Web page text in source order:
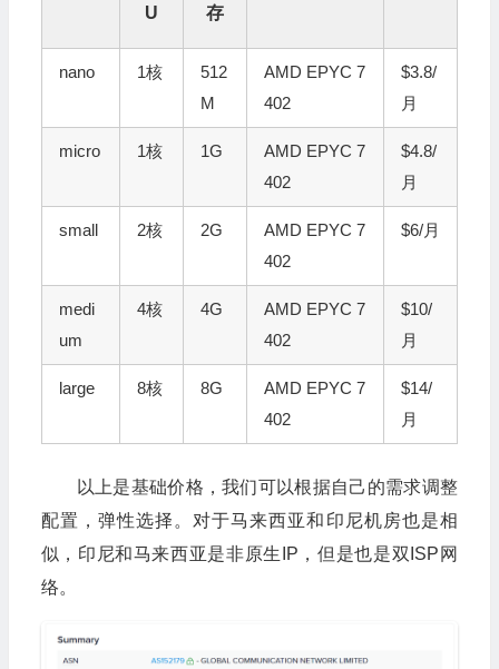
U
存
nano 1核
512
M
AMD EPYC 7
402
$3.8/
月
micro 1核 1G
AMD EPYC 7
402
$4.8/
月
small 2核 2G
AMD EPYC 7
402
$6/月
medi
um
4核 4G
AMD EPYC 7
402
$10/
月
large 8核 8G
AMD EPYC 7
402
$14/
月
以上是基础价格，我们可以根据自己的需求调整
配置，弹性选择。对于马来西亚和印尼机房也是相
似，印尼和马来西亚是非原生IP，但是也是双ISP网
络。